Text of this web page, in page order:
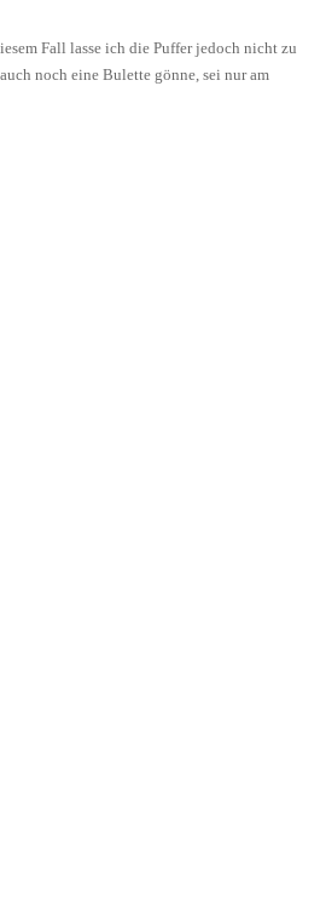
Fall lasse ich die Puffer jedoch nicht zu
noch eine Bulette gönne, sei nur am